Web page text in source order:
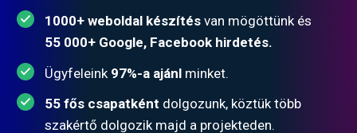
1000+ weboldal készítés van mögöttünk és
55 000+ Google, Facebook hirdetés.
Ügyfeleink 97%-a ajánl minket.
55 fős csapatként dolgozunk, köztük több
szakértő dolgozik majd a projekteden.